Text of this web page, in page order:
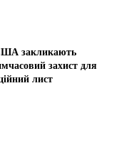
закликають
захист для
лист